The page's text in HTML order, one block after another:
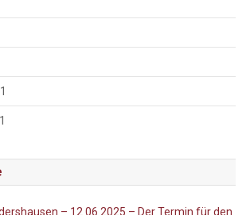
– 12.06.2025 – Der Termin für den